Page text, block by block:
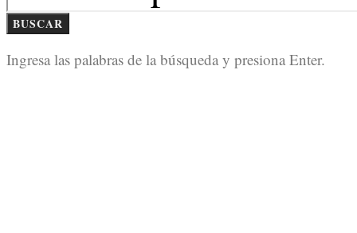
BUSCAR
Ingresa las palabras de la búsqueda y presiona Enter.